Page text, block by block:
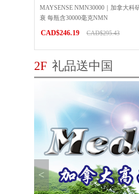
MAYSENSE NMN30000｜加拿大科
衰 每瓶含30000毫克NMN
CAD$246.19 CAD$295.43
2F 礼品送中国
<